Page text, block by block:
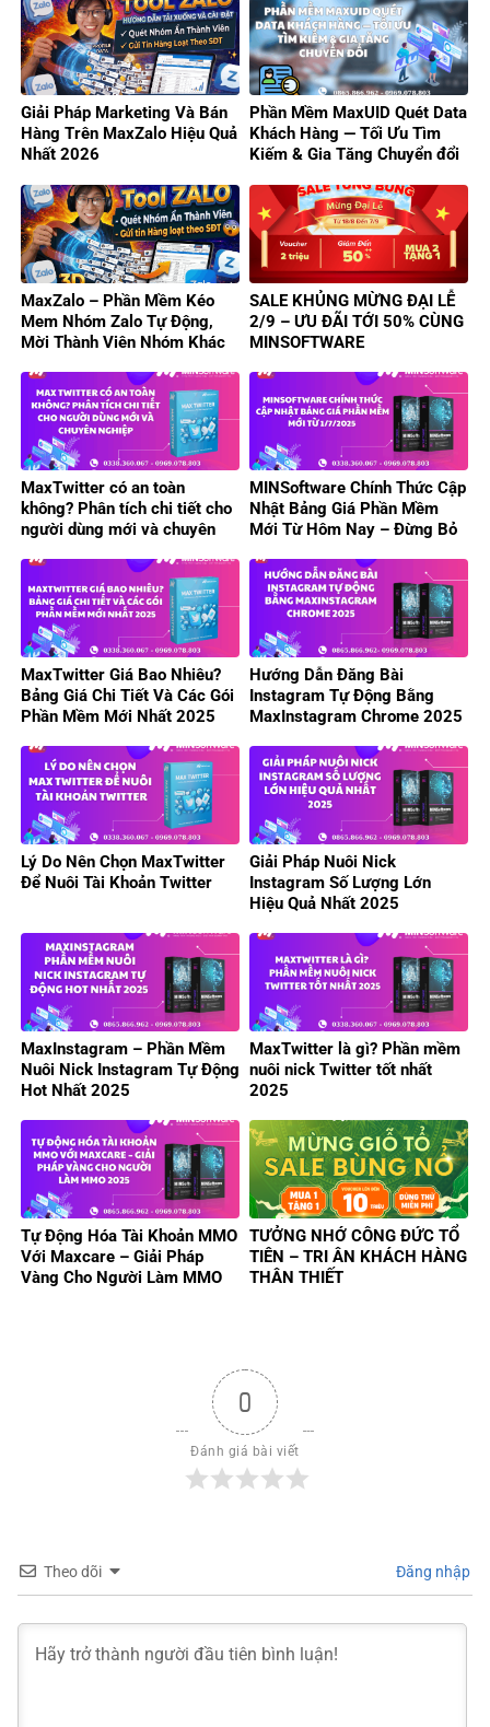
Giải Pháp Marketing Và Bán
Hàng Trên MaxZalo Hiệu Quả
Nhất 2026
Phần Mềm MaxUID Quét Data
Khách Hàng — Tối Ưu Tìm
Kiếm & Gia Tăng Chuyển đổi
MaxZalo – Phần Mềm Kéo
Mem Nhóm Zalo Tự Động,
Mời Thành Viên Nhóm Khác
SALE KHỦNG MỪNG ĐẠI LỄ
2/9 – ƯU ĐÃI TỚI 50% CÙNG
MINSOFTWARE
MaxTwitter có an toàn
không? Phân tích chi tiết cho
người dùng mới và chuyên
MINSoftware Chính Thức Cập
Nhật Bảng Giá Phần Mềm
Mới Từ Hôm Nay – Đừng Bỏ
MaxTwitter Giá Bao Nhiêu?
Bảng Giá Chi Tiết Và Các Gói
Phần Mềm Mới Nhất 2025
Hướng Dẫn Đăng Bài
Instagram Tự Động Bằng
MaxInstagram Chrome 2025
Lý Do Nên Chọn MaxTwitter
Để Nuôi Tài Khoản Twitter
Giải Pháp Nuôi Nick
Instagram Số Lượng Lớn
Hiệu Quả Nhất 2025
MaxInstagram – Phần Mềm
Nuôi Nick Instagram Tự Động
Hot Nhất 2025
MaxTwitter là gì? Phần mềm
nuôi nick Twitter tốt nhất
2025
Tự Động Hóa Tài Khoản MMO
Với Maxcare – Giải Pháp
Vàng Cho Người Làm MMO
TƯỞNG NHỚ CÔNG ĐỨC TỔ
TIÊN – TRI ÂN KHÁCH HÀNG
THÂN THIẾT
0
Đánh giá bài viết
Theo dõi Đăng nhập